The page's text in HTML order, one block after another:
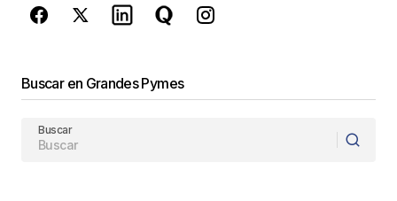
Buscar en Grandes Pymes
Buscar